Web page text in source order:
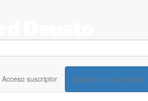
Acceso suscriptor Suscríbete a la revista
a Harvard Deusto